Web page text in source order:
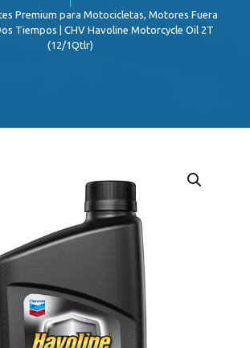
Premium para Motocicletas, Motores Fuera
Tiempos | CHV Havoline Motorcycle Oil 2T
(12/1Qtlr)